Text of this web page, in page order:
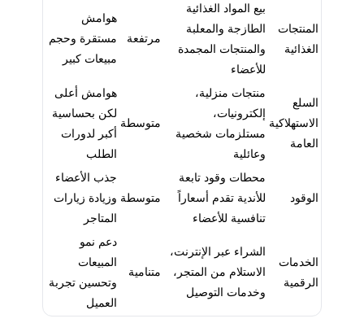
المنتجات
الغذائية
بيع المواد الغذائية
الطازجة والمعلبة
والمنتجات المجمدة
للأعضاء
مرتفعة
هوامش
مستقرة وحجم
مبيعات كبير
السلع
الاستهلاكية
العامة
منتجات منزلية،
إلكترونيات،
مستلزمات شخصية
وعائلية
متوسطة
هوامش أعلى
لكن بحساسية
أكبر لدورات
الطلب
الوقود
محطات وقود تابعة
للأندية تقدم أسعاراً
تنافسية للأعضاء
متوسطة
جذب الأعضاء
وزيادة زيارات
المتاجر
الخدمات
الرقمية
الشراء عبر الإنترنت،
الاستلام من المتجر،
وخدمات التوصيل
متنامية
دعم نمو
المبيعات
وتحسين تجربة
العميل